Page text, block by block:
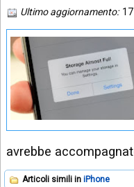
Ultimo aggiornamento:
avrebbe
Articoli simili in iPhone